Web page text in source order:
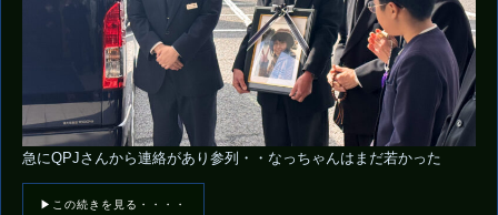
急にQPJさんから連絡があり参列・・なっちゃんはまだ若かった
▶この続きを見る・・・・